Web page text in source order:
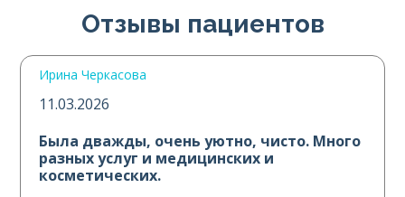
Отзывы пациентов
Ирина Черкасова
11.03.2026
Была дважды, очень уютно, чисто. Много
разных услуг и медицинских и
косметических.